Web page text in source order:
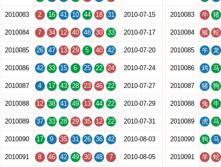
2010083 2 16 41 10 44 18 31 2010-07-15
2010084 7 34 12 40 48 30 33 2010-07-17
2010085 26 47 13 29 5 40 42 2010-07-20
2010086 42 33 15 6 25 22 24 2010-07-24
2010087 4 17 43 28 23 46 22 2010-07-27
2010088 12 38 41 49 13 44 22 2010-07-29
2010089 37 33 28 29 35 12 22 2010-07-31
2010090 17 9 35 31 26 36 42 2010-08-03
2010091 8 46 42 49 30 48 7 2010-08-05
2010083 牛 猪
2010084 猴 蛇
2010085 牛 龙
2010086 鸡 马
2010087 猪 狗
2010088 兔 牛
2010089 虎 马
2010090 狗 马
2010091 羊 蛇